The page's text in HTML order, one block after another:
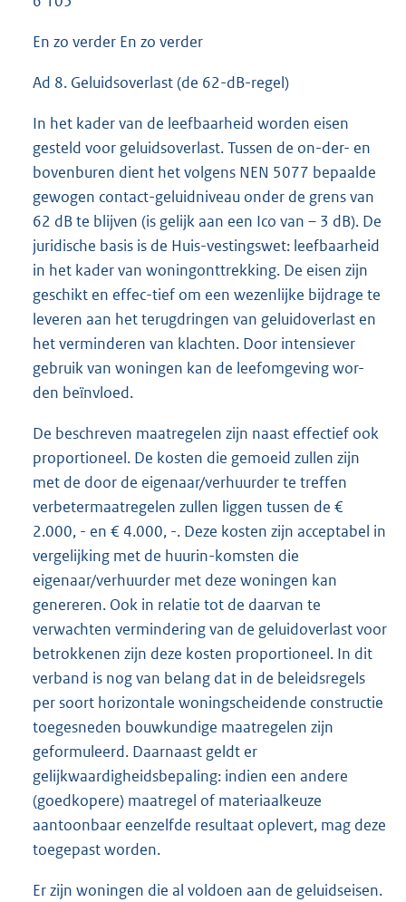
En zo verder En zo verder
Ad 8. Geluidsoverlast (de 62-dB-regel)
In het kader van de leefbaarheid worden eisen
gesteld voor geluidsoverlast. Tussen de on-der- en
bovenburen dient het volgens NEN 5077 bepaalde
gewogen contact-geluidniveau onder de grens van
62 dB te blijven (is gelijk aan een Ico van – 3 dB). De
juridische basis is de Huis-vestingswet: leefbaarheid
in het kader van woningonttrekking. De eisen zijn
geschikt en effec-tief om een wezenlijke bijdrage te
leveren aan het terugdringen van geluidoverlast en
het verminderen van klachten. Door intensiever
gebruik van woningen kan de leefomgeving wor-
den beïnvloed.
De beschreven maatregelen zijn naast effectief ook
proportioneel. De kosten die gemoeid zullen zijn
met de door de eigenaar/verhuurder te treffen
verbetermaatregelen zullen liggen tussen de €
2.000, - en € 4.000, -. Deze kosten zijn acceptabel in
vergelijking met de huurin-komsten die
eigenaar/verhuurder met deze woningen kan
genereren. Ook in relatie tot de daarvan te
verwachten vermindering van de geluidoverlast voor
betrokkenen zijn deze kosten proportioneel. In dit
verband is nog van belang dat in de beleidsregels
per soort horizontale woningscheidende constructie
toegesneden bouwkundige maatregelen zijn
geformuleerd. Daarnaast geldt er
gelijkwaardigheidsbepaling: indien een andere
(goedkopere) maatregel of materiaalkeuze
aantoonbaar eenzelfde resultaat oplevert, mag deze
toegepast worden.
Er zijn woningen die al voldoen aan de geluidseisen.